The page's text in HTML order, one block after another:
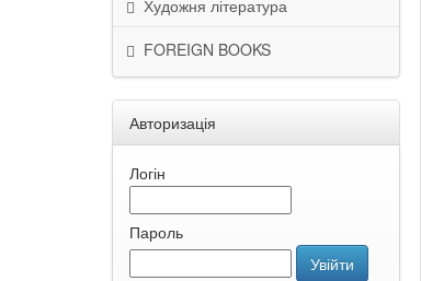
Художня література
FOREIGN BOOKS
Авторизація
Логін
Пароль
Увійти
Улюблена абетка. Ірина
Таке велике слоненя. Ірина